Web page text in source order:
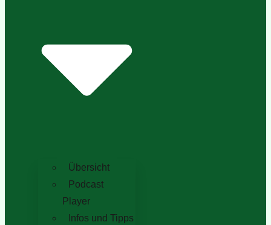
Übersicht
Podcast
Player
Infos und Tipps